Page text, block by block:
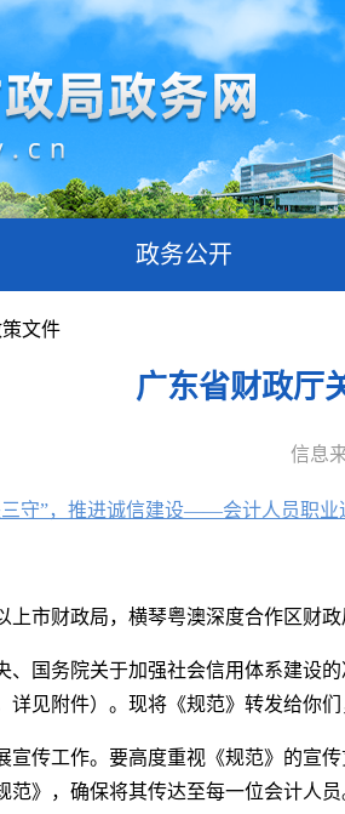
政务公开
文件
广东省财政厅
信息
守”，推进诚信建设——会计人员职业
上市财政局，横琴粤澳深度合作区财
务院关于加强社会信用体系建设的
详见附件）。现将《规范》转发给你
工作。要高度重视《规范》的宣传
范》，确保将其传达至每一位会计人